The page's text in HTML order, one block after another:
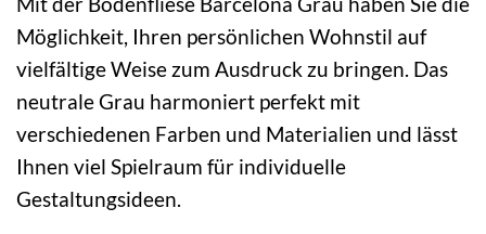
Möglichkeit, Ihren persönlichen Wohnstil auf
vielfältige Weise zum Ausdruck zu bringen. Das
neutrale Grau harmoniert perfekt mit
verschiedenen Farben und Materialien und lässt
Ihnen viel Spielraum für individuelle
Gestaltungsideen.